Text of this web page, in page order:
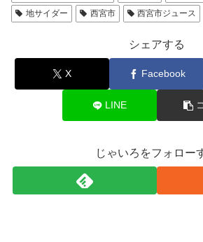
地サイダー
西宮市 西宮市ジュース
シェアする
X Facebook
LINE
じゃいろをフォロー